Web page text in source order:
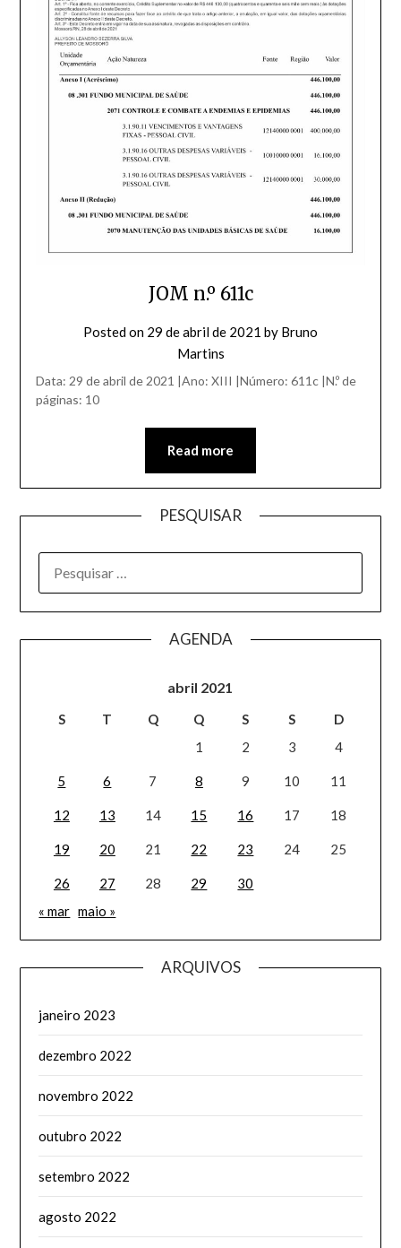
JOM n.º 611c
Posted on 29 de abril de 2021 by Bruno
Martins
Data: 29 de abril de 2021 |Ano: XIII |Número: 611c |N.º de
páginas: 10
Read more
PESQUISAR
AGENDA
abril 2021
S T Q Q S S
D
1
2 3 4
5 6 7 8 9 10 11
12 13 14 15 16 17 18
19 20 21 22 23 24 25
26 27 28 29
30
« mar maio »
ARQUIVOS
janeiro 2023
dezembro 2022
novembro 2022
outubro 2022
setembro 2022
agosto 2022